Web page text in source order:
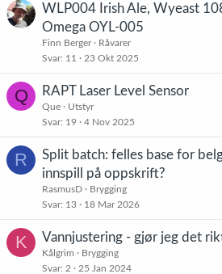
WLP004 Irish Ale, Wyeast
Omega OYL-005
Finn Berger
Råvarer
Svar 11 23 Okt 2025
Q RAPT Laser Level Sensor
Que
Utstyr
Svar 19 4 Nov 2025
R
Split batch: felles base for
innspill på oppskrift?
RasmusD
Brygging
Svar 13 18 Mar 2026
K Vannjustering - gjør jeg det
Kålgrim
Brygging
Svar 2 25 Jan 2024